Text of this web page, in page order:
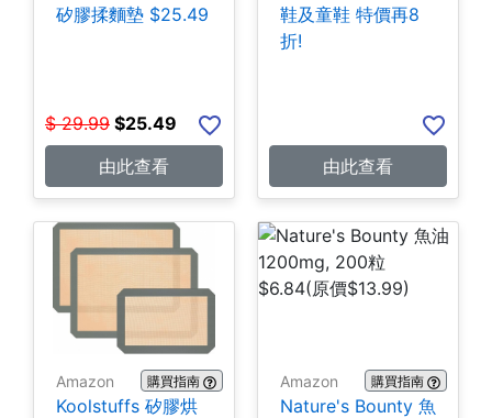
矽膠揉麵墊 $25.49
$ 29.99 $25.49
由此查看
鞋及童鞋 特價再8
折!
由此查看
Amazon 購買指南
Koolstuffs 矽膠烘
Amazon 購買指南
Nature's Bounty 魚